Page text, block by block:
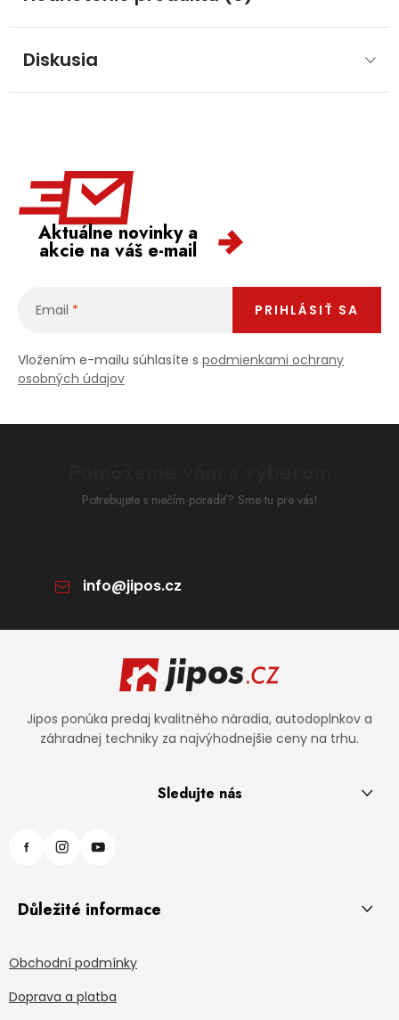
Diskusia
Aktuálne novinky a
akcie na váš e-mail
Email
Vložením e-mailu súhlasíte s podmienkami ochrany
osobných údajov
PRIHLÁSIŤ SA
Potrebujete s niečím poradiť? Sme tu pre vás!
info@jipos.cz
Jipos ponúka predaj kvalitného náradia, autodoplnkov a
záhradnej techniky za najvýhodnejšie ceny na trhu.
Sledujte nás
Důležité informace
Obchodní podmínky
Doprava a platba